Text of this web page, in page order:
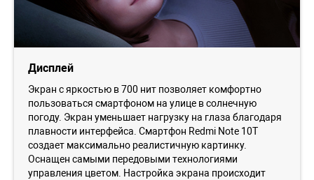
Дисплей
Экран с яркостью в 700 нит позволяет комфортно
пользоваться смартфоном на улице в солнечную
погоду. Экран уменьшает нагрузку на глаза благодаря
плавности интерфейса. Смартфон Redmi Note 10Т
создает максимально реалистичную картинку.
Оснащен самыми передовыми технологиями
управления цветом. Настройка экрана происходит